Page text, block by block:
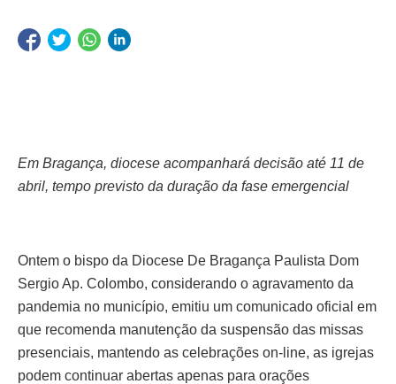
Em Bragança, diocese acompanhará decisão até 11 de
abril, tempo previsto da duração da fase emergencial
Ontem o bispo da Diocese De Bragança Paulista Dom
Sergio Ap. Colombo, considerando o agravamento da
pandemia no município, emitiu um comunicado oficial em
que recomenda manutenção da suspensão das missas
presenciais, mantendo as celebrações on-line, as igrejas
podem continuar abertas apenas para orações